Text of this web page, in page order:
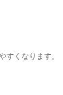
すくなります。